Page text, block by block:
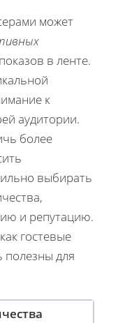
может
в ленте.
к
аудитории.
более
выбирать
и репутацию.
гостевые
полезны для